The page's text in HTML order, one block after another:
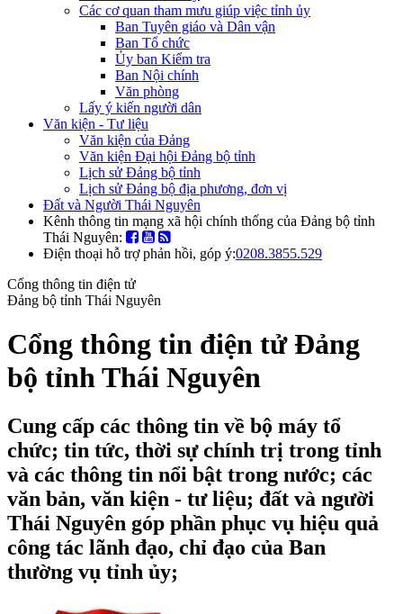
Các cơ quan tham mưu giúp việc tỉnh ủy
Ban Tuyên giáo và Dân vận
Ban Tổ chức
Ủy ban Kiểm tra
Ban Nội chính
Văn phòng
Lấy ý kiến người dân
Văn kiện - Tư liệu
Văn kiện của Đảng
Văn kiện Đại hội Đảng bộ tỉnh
Lịch sử Đảng bộ tỉnh
Lịch sử Đảng bộ địa phương, đơn vị
Đất và Người Thái Nguyên
Kênh thông tin mạng xã hội chính thống của Đảng bộ tỉnh
Thái Nguyên:
Điện thoại hỗ trợ phản hồi, góp ý:0208.3855.529
Cổng thông tin điện tử
Đảng bộ tỉnh Thái Nguyên
Cổng thông tin điện tử Đảng
bộ tỉnh Thái Nguyên
Cung cấp các thông tin về bộ máy tổ
chức; tin tức, thời sự chính trị trong tỉnh
và các thông tin nổi bật trong nước; các
văn bản, văn kiện - tư liệu; đất và người
Thái Nguyên góp phần phục vụ hiệu quả
công tác lãnh đạo, chỉ đạo của Ban
thường vụ tỉnh ủy;